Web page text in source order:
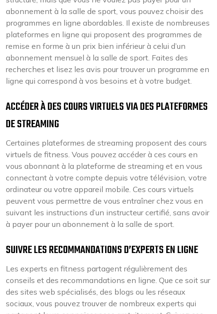
abonnement à la salle de sport, vous pouvez choisir des
programmes en ligne abordables. Il existe de nombreuses
plateformes en ligne qui proposent des programmes de
remise en forme à un prix bien inférieur à celui d’un
abonnement mensuel à la salle de sport. Faites des
recherches et lisez les avis pour trouver un programme en
ligne qui correspond à vos besoins et à votre budget.
ACCÉDER À DES COURS VIRTUELS VIA DES PLATEFORMES
DE STREAMING
Certaines plateformes de streaming proposent des cours
virtuels de fitness. Vous pouvez accéder à ces cours en
vous abonnant à la plateforme de streaming et en vous
connectant à votre compte depuis votre télévision, votre
ordinateur ou votre appareil mobile. Ces cours virtuels
peuvent vous permettre de vous entraîner chez vous en
suivant les instructions d’un instructeur certifié, sans avoir
à payer pour un abonnement à la salle de sport.
SUIVRE LES RECOMMANDATIONS D’EXPERTS EN LIGNE
Les experts en fitness partagent régulièrement des
conseils et des recommandations en ligne. Que ce soit sur
des sites web spécialisés, des blogs ou les réseaux
sociaux, vous pouvez trouver de nombreux experts qui